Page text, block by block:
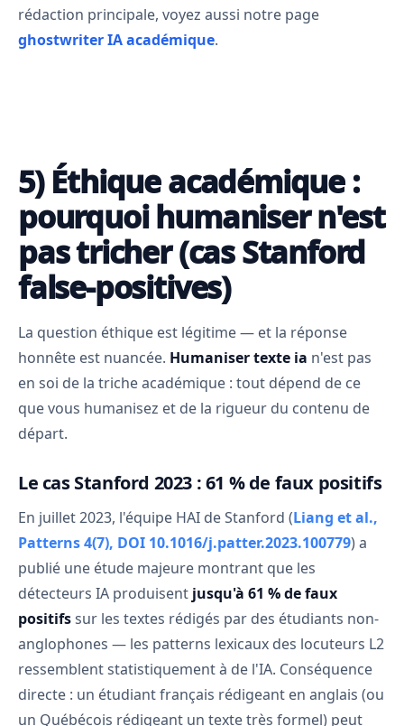
rédaction principale, voyez aussi notre page
ghostwriter IA académique.
5) Éthique académique :
pourquoi humaniser n'est
pas tricher (cas Stanford
false-positives)
La question éthique est légitime — et la réponse
honnête est nuancée. Humaniser texte ia n'est pas
en soi de la triche académique : tout dépend de ce
que vous humanisez et de la rigueur du contenu de
départ.
Le cas Stanford 2023 : 61 % de faux positifs
En juillet 2023, l'équipe HAI de Stanford (Liang et al.,
Patterns 4(7), DOI 10.1016/j.patter.2023.100779) a
publié une étude majeure montrant que les
détecteurs IA produisent jusqu'à 61 % de faux
positifssur les textes rédigés par des étudiants non-
anglophones — les patterns lexicaux des locuteurs L2
ressemblent statistiquement à de l'IA. Conséquence
directe : un étudiant français rédigeant en anglais (ou
un Québécois rédigeant un texte très formel) peut